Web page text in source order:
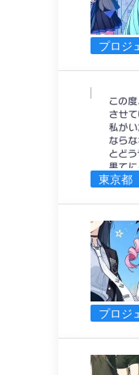
プロジ
東京都
プロジ